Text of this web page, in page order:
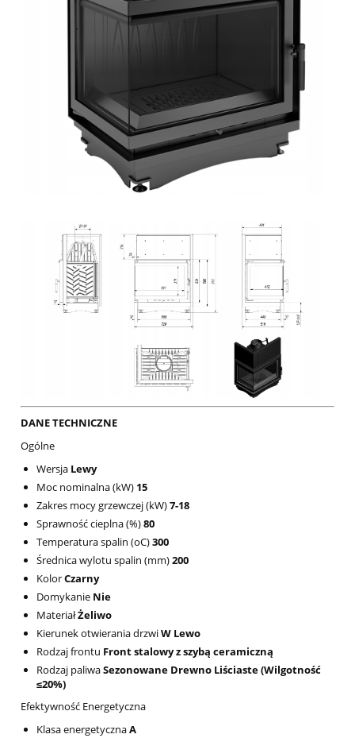
DANE TECHNICZNE
Ogólne
Wersja Lewy
Moc nominalna (kW) 15
Zakres mocy grzewczej (kW)7-18
Sprawność cieplna (%)80
Temperatura spalin (oC)300
Średnica wylotu spalin (mm)200
KolorCzarny
Domykanie Nie
MateriałŻeliwo
Kierunek otwierania drzwiW Lewo
Rodzaj frontu Front stalowy z szybą ceramiczną
Rodzaj paliwaSezonowane Drewno Liściaste (Wilgotność
≤20%)
Efektywność Energetyczna
Klasa energetycznaA